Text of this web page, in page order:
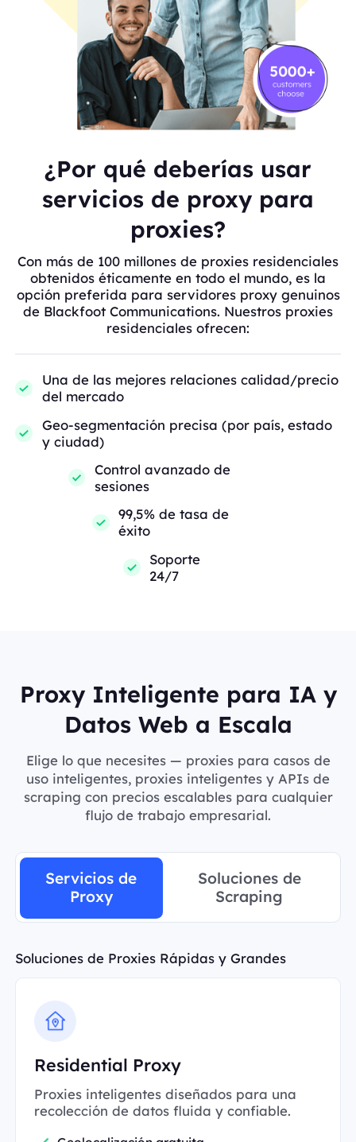
¿Por qué deberías usar
servicios de proxy para
proxies?
Con más de 100 millones de proxies residenciales
obtenidos éticamente en todo el mundo, es la
opción preferida para servidores proxy genuinos
de Blackfoot Communications. Nuestros proxies
residenciales ofrecen:
Una de las mejores relaciones calidad/precio
del mercado
Geo-segmentación precisa (por país, estado
y ciudad)
Control avanzado de
sesiones
99,5% de tasa de
éxito
Soporte
24/7
Proxy Inteligente para IA y
Datos Web a Escala
Elige lo que necesites — proxies para casos de
uso inteligentes, proxies inteligentes y APIs de
scraping con precios escalables para cualquier
flujo de trabajo empresarial.
Servicios de
Proxy
Soluciones de
Scraping
Soluciones de Proxies Rápidas y Grandes
Residential Proxy
Proxies inteligentes diseñados para una
recolección de datos fluida y confiable.